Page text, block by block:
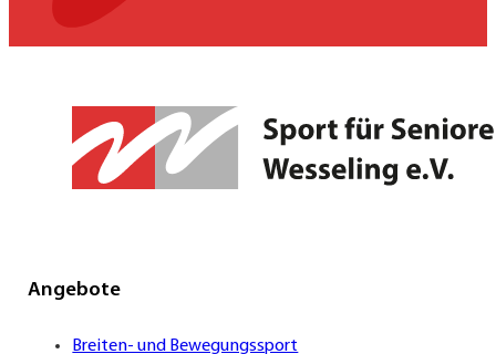
Angebote
Breiten- und Bewegungssport